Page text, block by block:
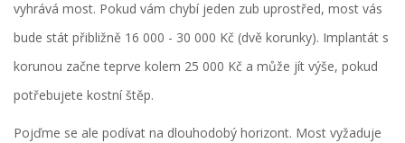
vyhrává most. Pokud vám chybí jeden zub uprostřed, most vás
bude stát přibližně 16 000 - 30 000 Kč (dvě korunky). Implantát s
korunou začne teprve kolem 25 000 Kč a může jít výše, pokud
potřebujete kostní štěp.
Pojďme se ale podívat na dlouhodobý horizont. Most vyžaduje